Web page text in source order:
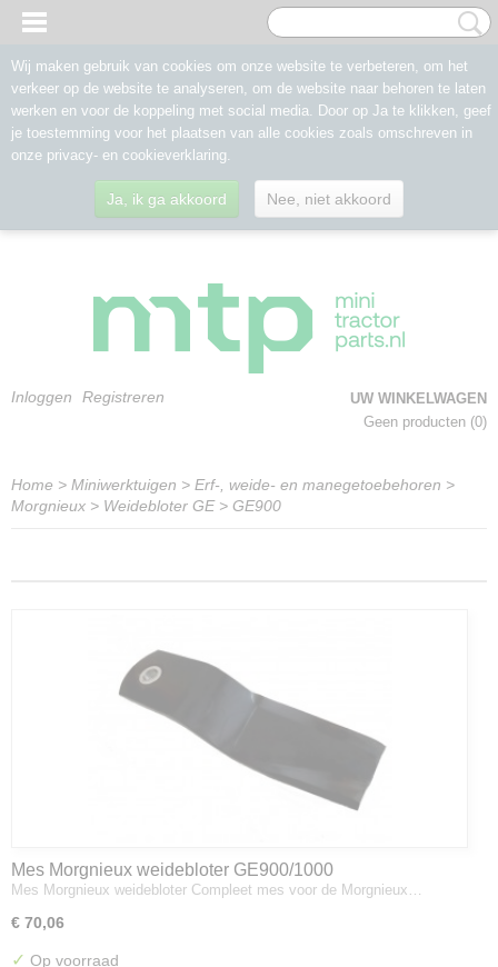
Inloggen Registreren
UW WINKELWAGEN
Geen producten (0)
Home > Miniwerktuigen > Erf-, weide- en manegetoebehoren >
Morgnieux > Weidebloter GE> GE900
Mes Morgnieux weidebloter GE900/1000
Mes Morgnieux weidebloter Compleet mes voor de Morgnieux…
€ 70,06
✓ Op voorraad
Wij maken gebruik van cookies om onze website te verbeteren, om het
verkeer op de website te analyseren, om de website naar behoren te laten
werken en voor de koppeling met social media. Door op Ja te klikken, geef
je toestemming voor het plaatsen van alle cookies zoals omschreven in
onze privacy- en cookieverklaring.
Ja, ik ga akkoord Nee, niet akkoord